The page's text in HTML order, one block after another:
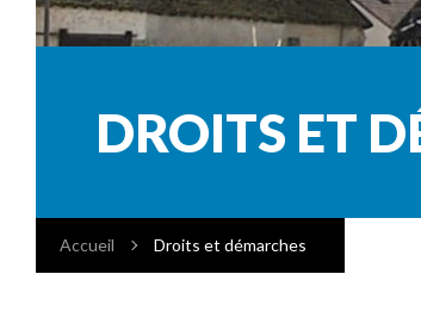
DROITS ET
Accueil Droits et démarches